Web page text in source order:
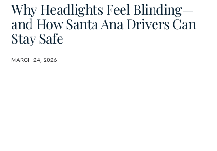
Why Headlights Feel Blinding—
and How Santa Ana Drivers Can
Stay Safe
MARCH 24, 2026